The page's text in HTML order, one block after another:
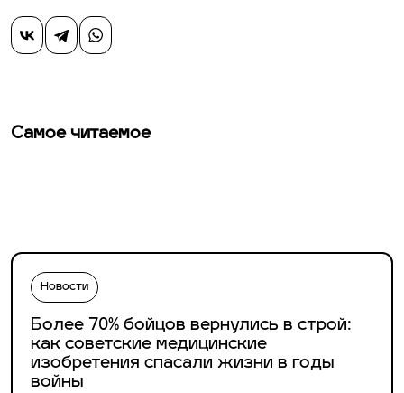
Самое читаемое
Новости
Более 70% бойцов вернулись в строй:
как советские медицинские
изобретения спасали жизни в годы
войны